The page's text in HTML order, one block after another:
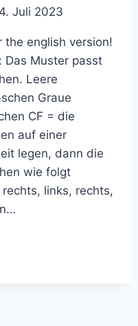
4. Juli 2023
the english version!
Das Muster passt
Leere
Graue
CF = die
auf einer
legen, dann die
wie folgt
links, rechts,